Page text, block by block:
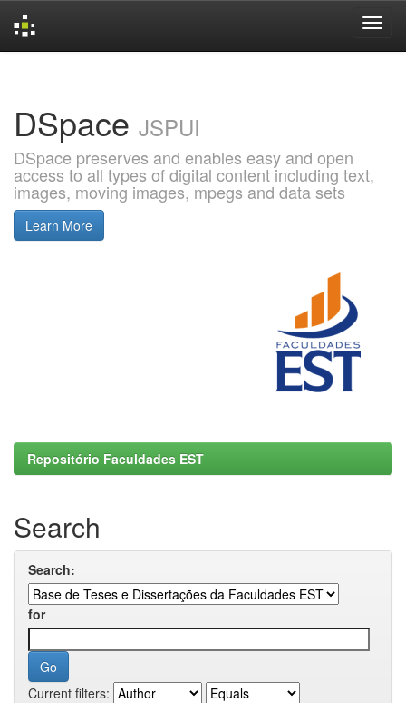
DSpace JSPUI
DSpace preserves and enables easy and open
access to all types of digital content including text,
images, moving images, mpegs and data sets
Learn More
Repositório Faculdades EST
Search
Search:
for
Current filters: